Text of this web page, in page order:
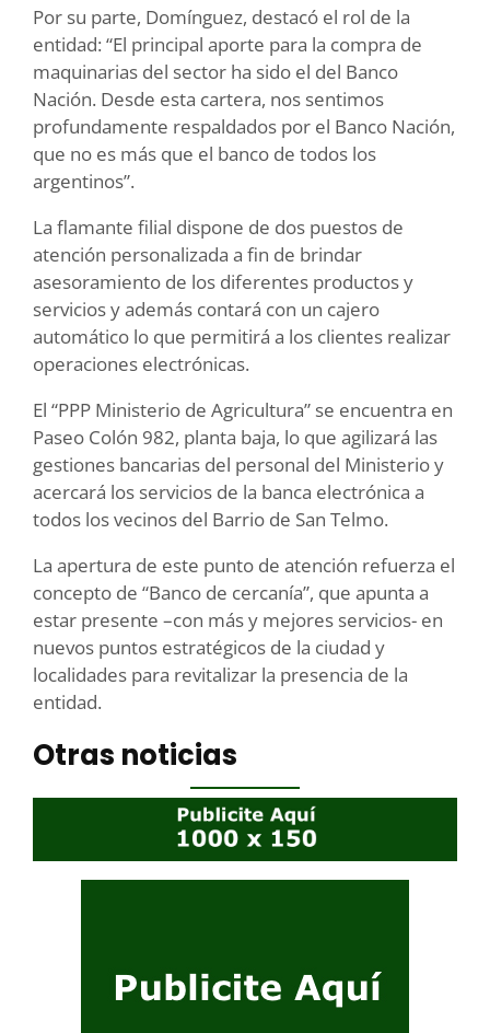
Por su parte, Domínguez, destacó el rol de la
entidad: “El principal aporte para la compra de
maquinarias del sector ha sido el del Banco
Nación. Desde esta cartera, nos sentimos
profundamente respaldados por el Banco Nación,
que no es más que el banco de todos los
argentinos”.
La flamante filial dispone de dos puestos de
atención personalizada a fin de brindar
asesoramiento de los diferentes productos y
servicios y además contará con un cajero
automático lo que permitirá a los clientes realizar
operaciones electrónicas.
El “PPP Ministerio de Agricultura” se encuentra en
Paseo Colón 982, planta baja, lo que agilizará las
gestiones bancarias del personal del Ministerio y
acercará los servicios de la banca electrónica a
todos los vecinos del Barrio de San Telmo.
La apertura de este punto de atención refuerza el
concepto de “Banco de cercanía”, que apunta a
estar presente –con más y mejores servicios- en
nuevos puntos estratégicos de la ciudad y
localidades para revitalizar la presencia de la
entidad.
Otras noticias